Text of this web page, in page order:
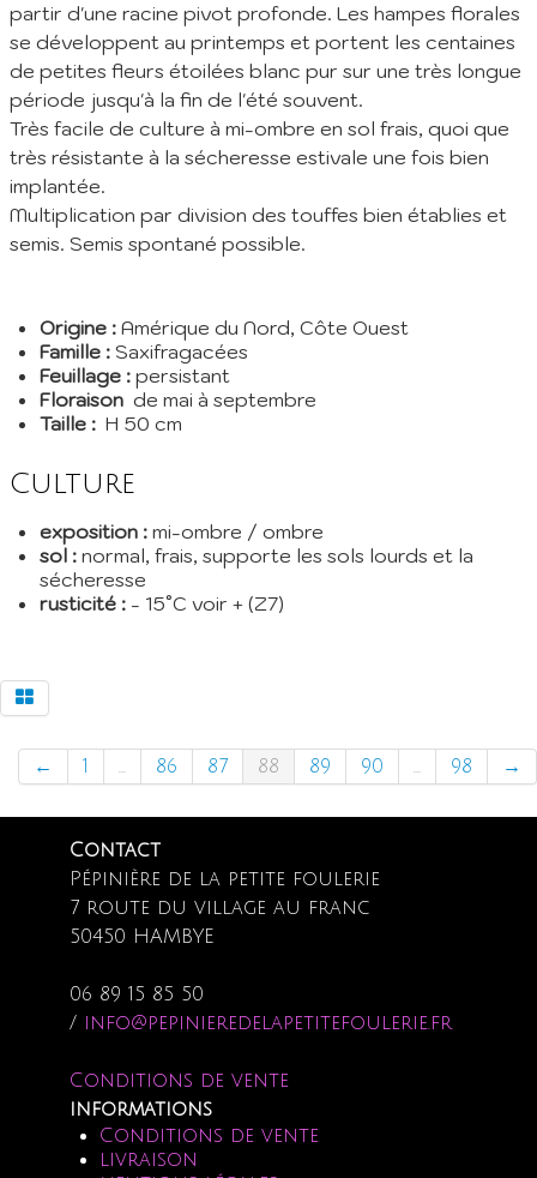
partir d'une racine pivot profonde. Les hampes florales
se développent au printemps et portent les centaines
de petites fleurs étoilées blanc pur sur une très longue
période jusqu'à la fin de l'été souvent.
Très facile de culture à mi-ombre en sol frais, quoi que
très résistante à la sécheresse estivale une fois bien
implantée.
Multiplication par division des touffes bien établies et
semis. Semis spontané possible.
Origine : Amérique du Nord, Côte Ouest
Famille : Saxifragacées
Feuillage : persistant
Floraison de mai à septembre
Taille : H 50 cm
Culture
exposition : mi-ombre / ombre
sol : normal, frais, supporte les sols lourds et la
sécheresse
rusticité : - 15°C voir + (Z7)
← 1 ... 86 87 88 89 90 ... 98 →
Contact
Pépinière de la petite foulerie
7 route du village au franc
50450 HAMBYE
06 89 15 85 50
/ info@pepinieredelapetitefoulerie.fr
Conditions de vente
informations
Conditions de vente
livraison